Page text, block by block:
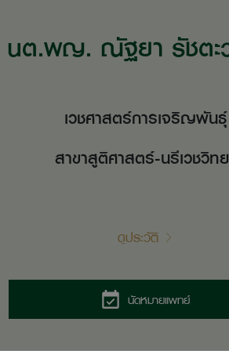
นต.พญ. ณัฐยา รัชต
เวชศาสตร์การเจริญพันธุ์
สาขาสูติศาสตร์-นรีเวชวิท
ดูประวัติ
นัดหมายแพทย์